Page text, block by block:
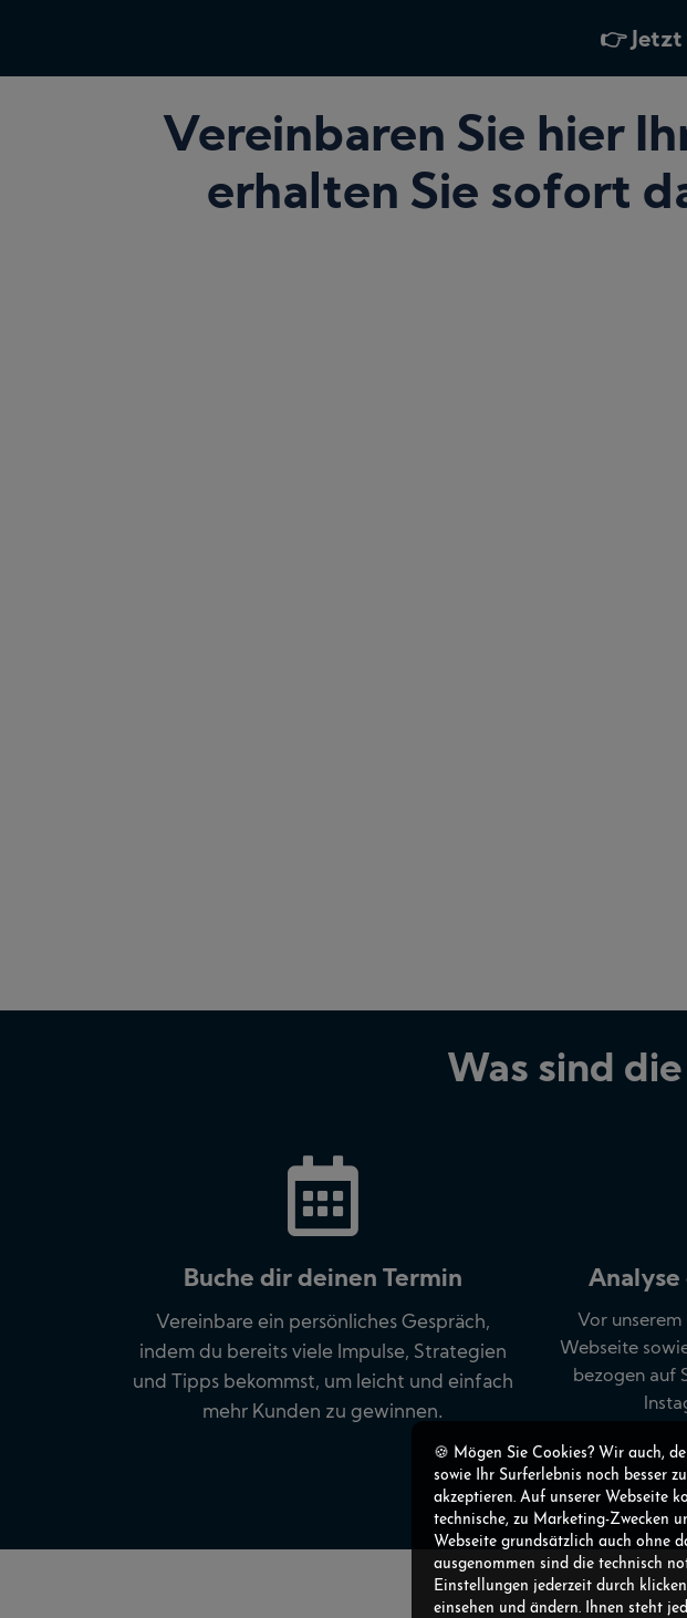
👉 Jetzt
Vereinbaren Sie hier
erhalten Sie sofort
Was sind
Buche dir deinen Termin
Vereinbare ein persönliches Gespräch,
indem du bereits viele Impulse, Strategien
und Tipps bekommst, um leicht und einfach
mehr Kunden zu gewinnen.
Vor
Webseite
bezogen auf
🍪 Mögen Sie Cookies? Wir auch,
sowie Ihr Surferlebnis noch besser
akzeptieren. Auf unserer Webseite
technische, zu Marketing-Zwecken
Webseite grundsätzlich auch ohne
ausgenommen sind die technisch
Einstellungen jederzeit durch
einsehen und ändern. Ihnen steht